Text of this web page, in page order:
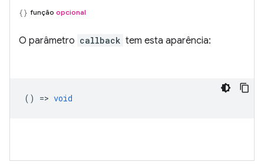
função opcional
O parâmetro callback tem esta aparência:
() => void